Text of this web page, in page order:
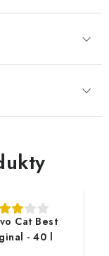
Cat Best
- 40 l